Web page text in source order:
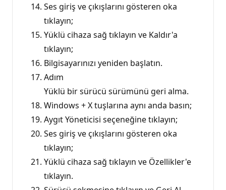
Ses giriş ve çıkışlarını gösteren oka
tıklayın;
Yüklü cihaza sağ tıklayın ve Kaldır'a
tıklayın;
Bilgisayarınızı yeniden başlatın.
Adım
Yüklü bir sürücü sürümünü geri alma.
Windows + X tuşlarına aynı anda basın;
Aygıt Yöneticisi seçeneğine tıklayın;
Ses giriş ve çıkışlarını gösteren oka
tıklayın;
Yüklü cihaza sağ tıklayın ve Özellikler'e
tıklayın.